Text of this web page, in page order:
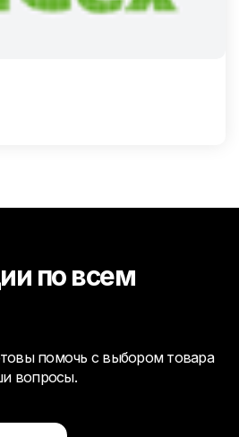
по всем
помочь с выбором товара
вопросы.